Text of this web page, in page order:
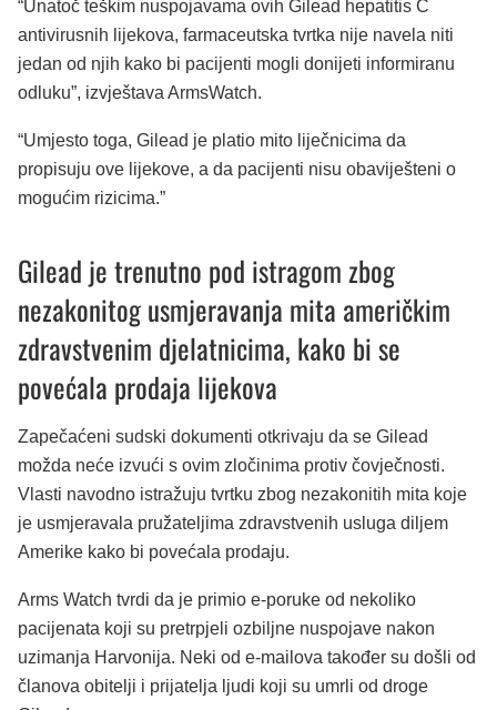
“Unatoč teškim nuspojavama ovih Gilead hepatitis C
antivirusnih lijekova, farmaceutska tvrtka nije navela niti
jedan od njih kako bi pacijenti mogli donijeti informiranu
odluku”, izvještava ArmsWatch.
“Umjesto toga, Gilead je platio mito liječnicima da
propisuju ove lijekove, a da pacijenti nisu obaviješteni o
mogućim rizicima.”
Gilead je trenutno pod istragom zbog
nezakonitog usmjeravanja mita američkim
zdravstvenim djelatnicima, kako bi se
povećala prodaja lijekova
Zapečaćeni sudski dokumenti otkrivaju da se Gilead
možda neće izvući s ovim zločinima protiv čovječnosti.
Vlasti navodno istražuju tvrtku zbog nezakonitih mita koje
je usmjeravala pružateljima zdravstvenih usluga diljem
Amerike kako bi povećala prodaju.
Arms Watch tvrdi da je primio e-poruke od nekoliko
pacijenata koji su pretrpjeli ozbiljne nuspojave nakon
uzimanja Harvonija. Neki od e-mailova također su došli od
članova obitelji i prijatelja ljudi koji su umrli od droge